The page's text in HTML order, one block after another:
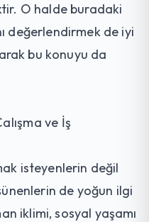
O halde buradaki
değerlendirmek de iyi
bu konuyu da
ve İş
isteyenlerin değil
de yoğun ilgi
iklimi, sosyal yaşamı